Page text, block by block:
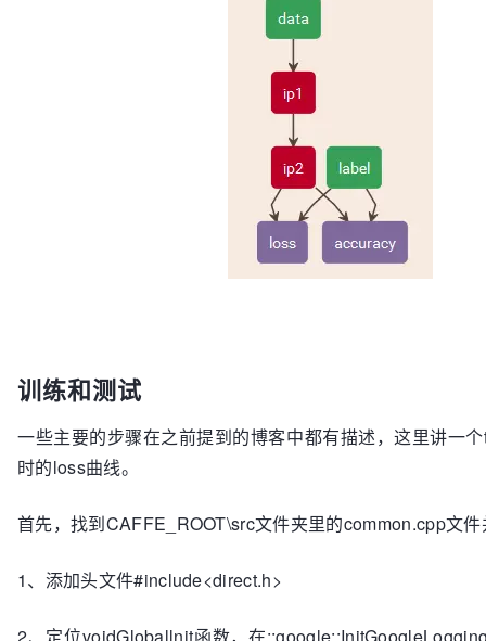
   totalct         =   curr_dat_sz(
               =   fopen(
'train.txt'
, filename);
'HDF5 filename listed in %s \n','train.txt'
训练和测试
一些主要的步骤在之前提到的博客中都有描述，这里讲一
时的loss曲线。
首先，找到CAFFE_ROOT\src文件夹里的common.cpp文
1、添加头文件#include<direct.h>